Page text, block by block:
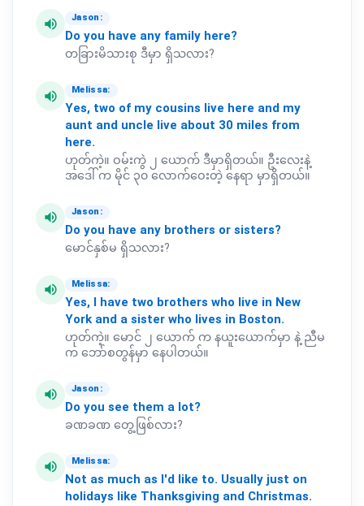
volume_up Jason:
Do you have any family here?
တခြားမိသားစု ဒီမှာ ရှိသလား?
volume_up Melissa:
Yes, two of my cousins live here and my
aunt and uncle live about 30 miles from
here.
ဟုတ်ကဲ့။ ဝမ်းကွဲ ၂ ယောက် ဒီမှာရှိတယ်။ ဦးလေးနဲ့
အဒေါ် က မိုင် ၃၀ လောက်ဝေးတဲ့ နေရာ မှာရှိတယ်။
volume_up Jason:
Do you have any brothers or sisters?
မောင်နှစ်မ ရှိသလား?
volume_up Melissa:
Yes, have two brothers who live in New
York and a sister who lives in Boston.
ဟုတ်ကဲ့။ မောင် ၂ ယောက် က နယူးယောက်မှာ နဲ့ ညီမ
က ဘော်စတွန်မှာ နေပါတယ်။
volume_up Jason:
Do you see them a lot?
ခဏခဏ တွေ့ဖြစ်လား?
volume_up Melissa:
Not as much as I'd like to. Usually just on
holidays like Thanksgiving and Christmas.